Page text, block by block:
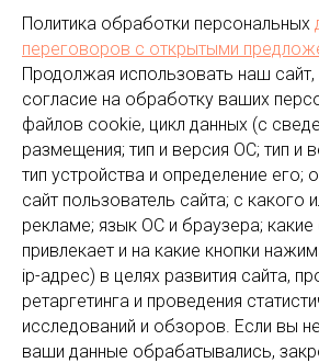
Политика обработки персональных
переговоров с открытыми
Продолжая использовать наш сайт,
согласие на обработку ваших
файлов cookie, цикл данных (с
размещения; тип и версия ОС; тип и
тип устройства и определение его;
сайт пользователь сайта; с какого
рекламе; язык ОС и браузера; какие
привлекает и на какие кнопки
ip-адрес) в целях развития сайта,
ретаргетинга и проведения
исследований и обзоров. Если вы
ваши данные обрабатывались,